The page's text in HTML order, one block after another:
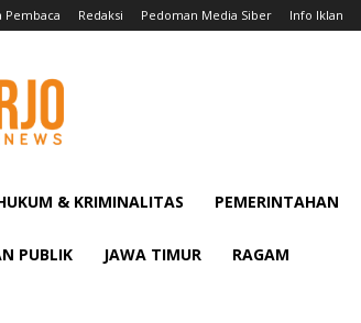
Pembaca Redaksi Pedoman Media Siber Info Iklan
& KRIMINALITAS PEMERINTAHAN
PUBLIK JAWA TIMUR RAGAM